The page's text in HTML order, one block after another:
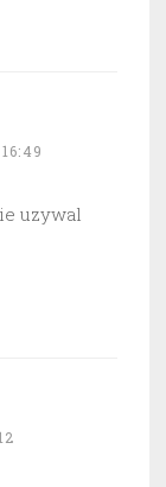
uzywal